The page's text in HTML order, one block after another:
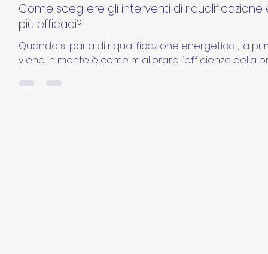
Come scegliere gli interventi di
più efficaci?
Quando si parla di riqualificazione energetica , la
viene in mente è come migliorare l’efficienza della